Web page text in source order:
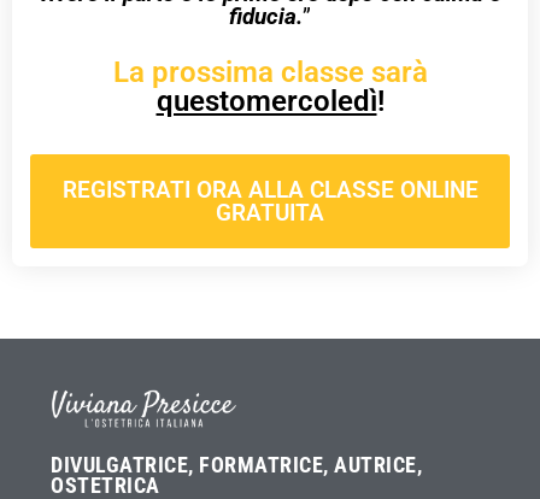
fiducia.”
La prossima classe sarà
questomercoledì!
REGISTRATI ORA ALLA CLASSE ONLINE
GRATUITA
DIVULGATRICE, FORMATRICE, AUTRICE,
OSTETRICA